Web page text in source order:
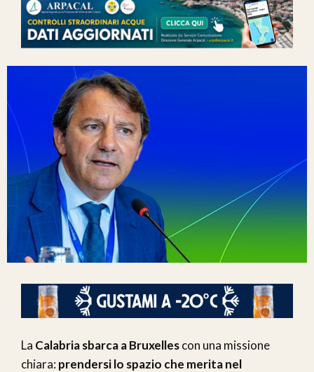
La Calabria sbarca a Bruxellescon una missione
chiara: prendersi lo spazio che merita nel